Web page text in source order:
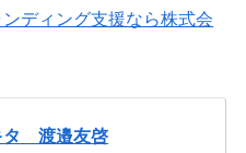
ディング支援なら株式会
タ 渡邉友啓